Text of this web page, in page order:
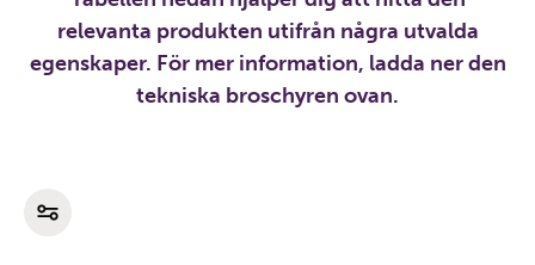
relevanta produkten utifrån några utvalda
egenskaper. För mer information, ladda ner den
tekniska broschyren ovan.